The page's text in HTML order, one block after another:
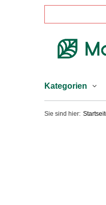
Kategorien
Sie sind hier: